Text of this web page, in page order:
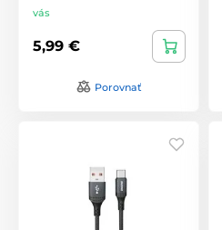
vás
5,99 €
Porovnať